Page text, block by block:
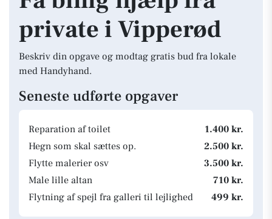
private i Vipperød
Beskriv din opgave og modtag gratis bud fra lokale
med Handyhand.
Seneste udførte opgaver
Reparation af toilet
1.400 kr.
Hegn som skal sættes op.
2.500 kr.
Flytte malerier osv
3.500 kr.
Male lille altan
710 kr.
Flytning af spejl fra galleri til lejlighed
499 kr.